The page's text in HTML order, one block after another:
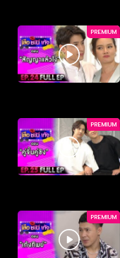
PREMIUM
PREMIUM
PREMIUM